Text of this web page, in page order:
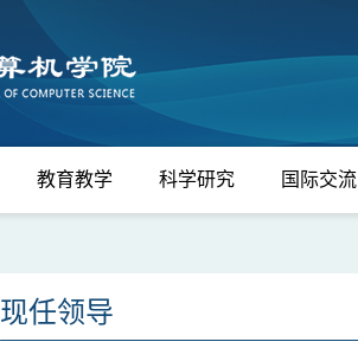
教育教学 科学研究 国际交流
现任领导